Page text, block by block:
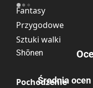
Fantasy
Przygodowe
Sztuki walki
Shōnen
Pochodzenie
Średnia ocen